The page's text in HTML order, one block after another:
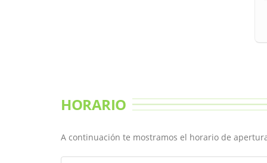
HORARIO
A continuación te mostramos el horario de